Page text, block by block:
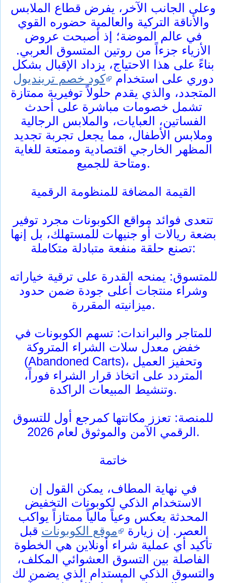
وعلى الجانب الآخر، يفرض قطاع الملابس
والأناقة التركية والعالمية حضوره القوي
في عالم الموضة؛ إذ أصبحت عروض
الأزياء جزءاً من روتين المتسوق العربي.
بناءً على هذا الاحتياج، يزداد الإقبال بشكل
دوري على استخدام
كود خصم ترينديول
المتجدد، والذي يقدم حلولاً توفيرية ممتازة
تشمل خصومات مباشرة على أحدث
الفساتين، العبايات، والملابس الرجالية
وملابس الأطفال، مما يجعل تجربة تجديد
المظهر الخارجي اقتصادية وممتعة للغاية
ومتاحة للجميع.
القيمة المضافة للمنظومة الرقمية
تتعدى فوائد مواقع الكوبونات مجرد توفير
بضعة ريالات أو جنيهات للمستهلك، بل إنها
تصنع حلقة منفعة متبادلة متكاملة:
للمتسوق: يمنحه القدرة على ترقية خياراته
وشراء منتجات أعلى جودة ضمن حدود
ميزانيته المقررة.
للمتاجر والبراندات: تسهم الكوبونات في
خفض معدل سلات الشراء المتروكة
(Abandoned Carts)، وتحفيز العميل
المتردد على اتخاذ قرار الشراء فوراً،
وتنشيط المبيعات الراكدة.
للمنصة: تعزز مكانتها كمرجع أول للتسوق
الرقمي الآمن والموثوق لعام 2026.
خاتمة
في نهاية المطاف، يمكن القول إن
الاستخدام الذكي لكوبونات التخفيض
المحدثة يعكس وعياً مالياً ممتازاً يواكب
العصر. إن زيارة
موقع الكوبونات قبل
تأكيد أي عملية شراء أونلاين هي الخطوة
الفاصلة بين التسوق العشوائي المكلف،
والتسوق الذكي المستدام الذي يضمن لك